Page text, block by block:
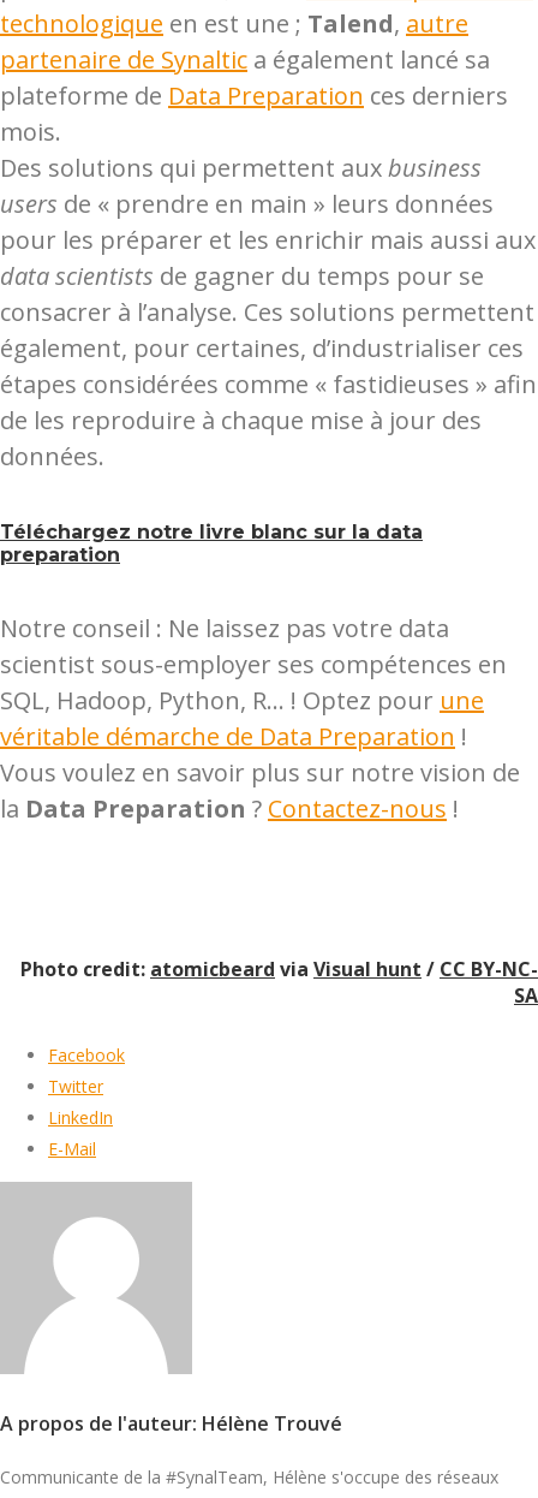
technologique en est une ; Talend, autre
partenaire de Synaltic a également lancé sa
plateforme de Data Preparation ces derniers
mois.
Des solutions qui permettent auxbusiness
users de « prendre en main » leurs données
pour les préparer et les enrichir mais aussi aux
data scientists de gagner du temps pour se
consacrer à l’analyse. Ces solutions permettent
également, pour certaines, d’industrialiser ces
étapes considérées comme « fastidieuses » afin
de les reproduire à chaque mise à jour des
données.
Téléchargez notre livre blanc sur la data
preparation
Notre conseil : Ne laissez pas votre data
scientist sous-employer ses compétences en
SQL, Hadoop, Python, R… ! Optez pour une
véritable démarche de Data Preparation !
Vous voulez en savoir plus sur notre vision de
la Data Preparation ? Contactez-nous !
Photo credit: atomicbeard via Visual hunt / CC BY-NC-
SA
Facebook
Twitter
LinkedIn
E-Mail
A propos de l'auteur: Hélène Trouvé
Communicante de la #SynalTeam, Hélène s'occupe des réseaux